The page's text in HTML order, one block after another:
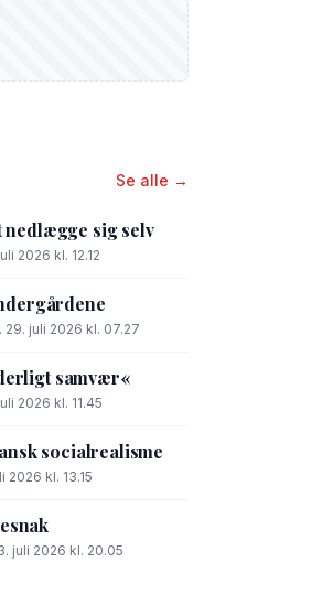
Se alle →
sig selv
2026 kl. 12.12
29. juli 2026 kl. 07.27
samvær«
2026 kl. 11.45
socialrealisme
2026 kl. 13.15
juli 2026 kl. 20.05